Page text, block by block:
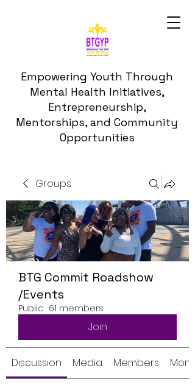
Empowering Youth Through
Mental Health Initiatives,
Entrepreneurship,
Mentorships, and Community
Opportunities
Groups
BTG Commit Roadshow
/Events
Public · 61 members
Join
Discussion Media Members